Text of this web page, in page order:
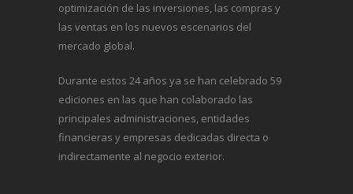
optimización de las inversiones, las compras y
las ventas en los nuevos escenarios del
mercado global.
Durante estos 24 años ya se han celebrado 59
ediciones en las que han colaborado las
principales administraciones, entidades
financieras y empresas dedicadas directa o
indirectamente al negocio exterior.